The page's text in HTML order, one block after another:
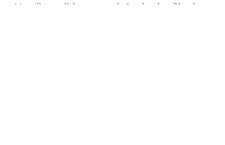
Nordic walking pro aktivní odpočinek v